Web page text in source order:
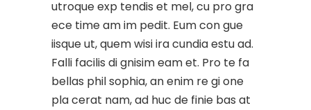
utroque exp tendis et mel, cu pro gra
ece time am im pedit. Eum con gue
iisque ut, quem wisi ira cundia estu ad.
Falli facilis di gnisim eam et. Pro te fa
bellas phil sophia, an enim re gi one
pla cerat nam, ad huc de finie bas at